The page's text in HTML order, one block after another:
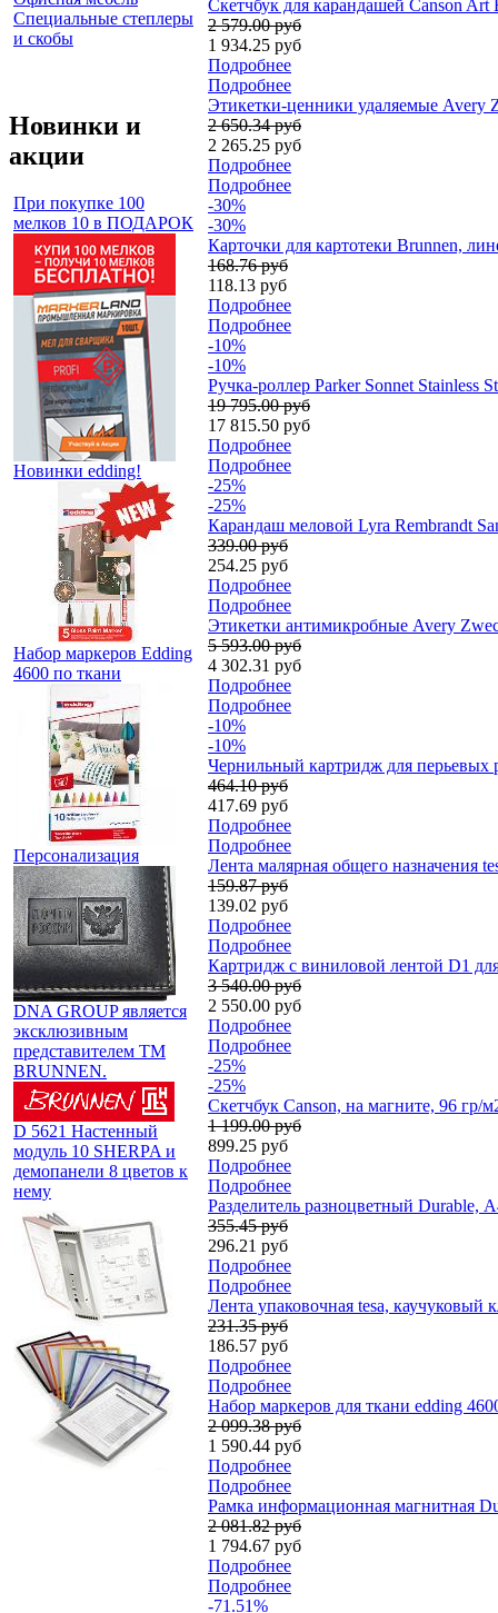
Специальные степлеры
и скобы
Новинки и
акции
При покупке 100
мелков 10 в ПОДАРОК
Новинки edding!
Набор маркеров Edding
4600 по ткани
Персонализация
DNA GROUP является
эксклюзивным
представителем TM
BRUNNEN.
D 5621 Настенный
модуль 10 SHERPA и
демопанели 8 цветов к
нему
Скетчбук для карандашей Canson
2 579.00 руб
1 934.25 руб
Подробнее
Подробнее
Этикетки-ценники удаляемые Avery
2 650.34 руб
2 265.25 руб
Подробнее
Подробнее
-30%
-30%
Карточки для картотеки Brunnen,
168.76 руб
118.13 руб
Подробнее
Подробнее
-10%
-10%
Ручка-роллер Parker Sonnet Stainless
19 795.00 руб
17 815.50 руб
Подробнее
Подробнее
-25%
-25%
Карандаш меловой Lyra Rembrandt
339.00 руб
254.25 руб
Подробнее
Подробнее
Этикетки антимикробные Avery
5 593.00 руб
4 302.31 руб
Подробнее
Подробнее
-10%
-10%
Чернильный картридж для перьевых
464.10 руб
417.69 руб
Подробнее
Подробнее
Лента малярная общего назначения
159.87 руб
139.02 руб
Подробнее
Подробнее
Картридж с виниловой лентой D1
3 540.00 руб
2 550.00 руб
Подробнее
Подробнее
-25%
-25%
Скетчбук Canson, на магните, 96 гр/
1 199.00 руб
899.25 руб
Подробнее
Подробнее
Разделитель разноцветный Durable,
355.45 руб
296.21 руб
Подробнее
Подробнее
Лента упаковочная tesa,
231.35 руб
186.57 руб
Подробнее
Подробнее
Набор маркеров для ткани edding
2 099.38 руб
1 590.44 руб
Подробнее
Подробнее
Рамка информационная магнитная
2 081.82 руб
1 794.67 руб
Подробнее
Подробнее
-71.51%